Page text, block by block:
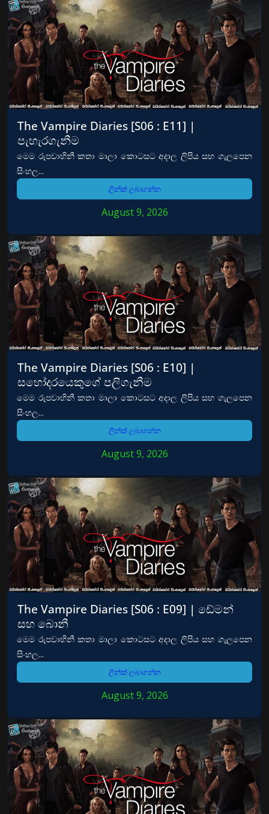
The Vampire Diaries [S06 : E11] |
පැහැරගැනීම
මෙම රුපවාහිනී කතා මාලා කොටසට අදාල ලිපිය සහ ගැලපෙන
සිංහල...
ලින්ක් ලබාගන්න
August 9, 2026
The Vampire Diaries [S06 : E10] |
සහෝදරයෙකුගේ පලිගැනීම
මෙම රුපවාහිනී කතා මාලා කොටසට අදාල ලිපිය සහ ගැලපෙන
සිංහල...
ලින්ක් ලබාගන්න
August 9, 2026
The Vampire Diaries [S06 : E09] | ඩේමන්
සහ බොනී
මෙම රුපවාහිනී කතා මාලා කොටසට අදාල ලිපිය සහ ගැලපෙන
සිංහල...
ලින්ක් ලබාගන්න
August 9, 2026